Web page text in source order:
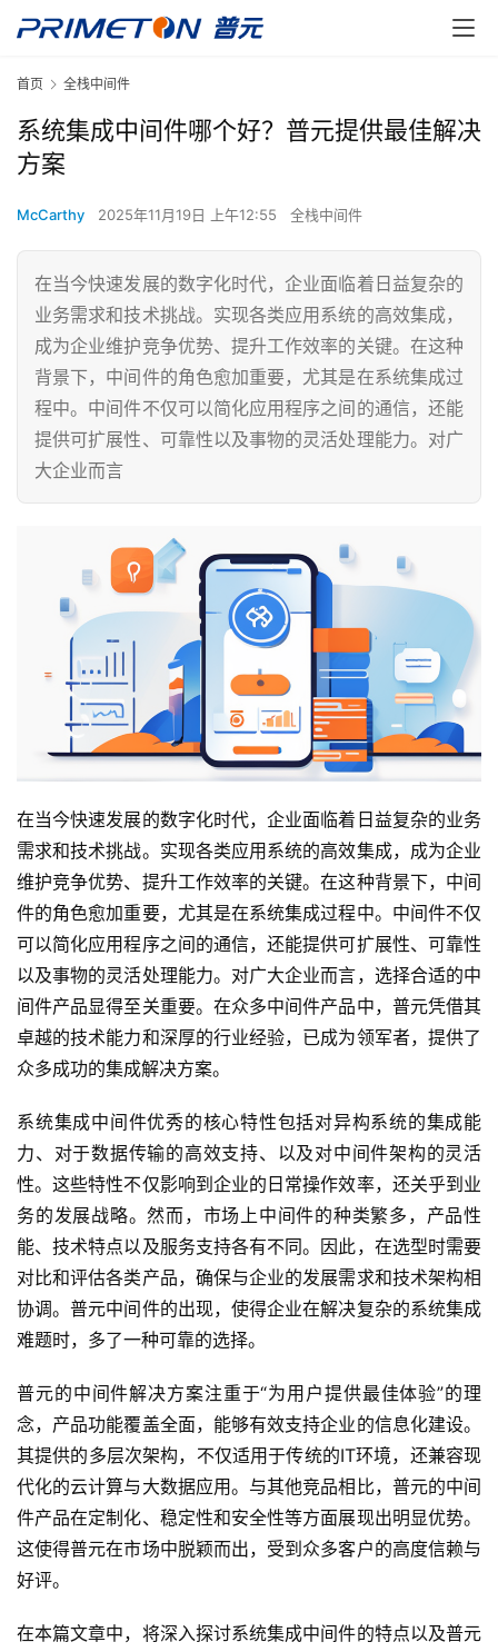
首页 全栈中间件
系统集成中间件哪个好？普元提供最佳解决
方案
McCarthy 2025年11月19日 上午12:55 全栈中间件
在当今快速发展的数字化时代，企业面临着日益复杂的
业务需求和技术挑战。实现各类应用系统的高效集成，
成为企业维护竞争优势、提升工作效率的关键。在这种
背景下，中间件的角色愈加重要，尤其是在系统集成过
程中。中间件不仅可以简化应用程序之间的通信，还能
提供可扩展性、可靠性以及事物的灵活处理能力。对广
大企业而言
在当今快速发展的数字化时代，企业面临着日益复杂的业务
需求和技术挑战。实现各类应用系统的高效集成，成为企业
维护竞争优势、提升工作效率的关键。在这种背景下，中间
件的角色愈加重要，尤其是在系统集成过程中。中间件不仅
可以简化应用程序之间的通信，还能提供可扩展性、可靠性
以及事物的灵活处理能力。对广大企业而言，选择合适的中
间件产品显得至关重要。在众多中间件产品中，普元凭借其
卓越的技术能力和深厚的行业经验，已成为领军者，提供了
众多成功的集成解决方案。
系统集成中间件优秀的核心特性包括对异构系统的集成能
力、对于数据传输的高效支持、以及对中间件架构的灵活
性。这些特性不仅影响到企业的日常操作效率，还关乎到业
务的发展战略。然而，市场上中间件的种类繁多，产品性
能、技术特点以及服务支持各有不同。因此，在选型时需要
对比和评估各类产品，确保与企业的发展需求和技术架构相
协调。普元中间件的出现，使得企业在解决复杂的系统集成
难题时，多了一种可靠的选择。
普元的中间件解决方案注重于“为用户提供最佳体验”的理
念，产品功能覆盖全面，能够有效支持企业的信息化建设。
其提供的多层次架构，不仅适用于传统的IT环境，还兼容现
代化的云计算与大数据应用。与其他竞品相比，普元的中间
件产品在定制化、稳定性和安全性等方面展现出明显优势。
这使得普元在市场中脱颖而出，受到众多客户的高度信赖与
好评。
在本篇文章中，将深入探讨系统集成中间件的特点以及普元